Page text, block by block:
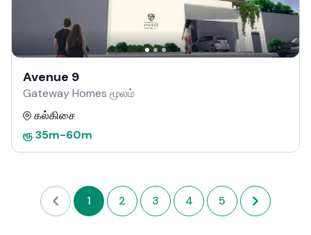
Avenue 9
Gateway Homes மூலம்
கல்கிசை
ரூ35m-60m
1 2 3 4 5